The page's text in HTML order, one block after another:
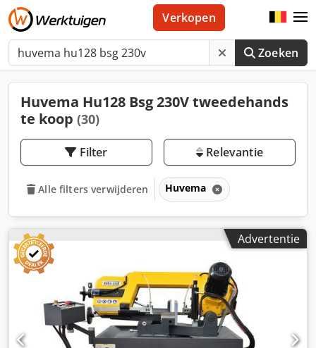
Zoeken
Verkopen
Huvema Hu128 Bsg 230V tweedehands
te koop (30)
Filter Relevantie
Alle filters verwijderen Huvema
Advertentie